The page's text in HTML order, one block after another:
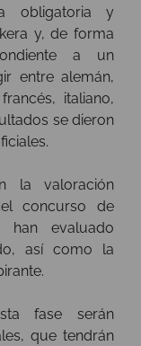
obligatoria y
y, de forma
a un
entre alemán,
italiano,
se dieron
la valoración
concurso de
evaluado
así como la
fase serán
que tendrán